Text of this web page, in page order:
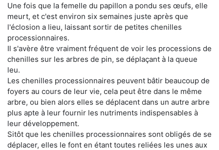
Une fois que la femelle du papillon a pondu ses œufs, elle
meurt, et c'est environ six semaines juste après que
l'éclosion a lieu, laissant sortir de petites chenilles
processionnaires.
Il s'avère être vraiment fréquent de voir les processions de
chenilles sur les arbres de pin, se déplaçant à la queue
leu.
Les chenilles processionnaires peuvent bâtir beaucoup de
foyers au cours de leur vie, cela peut être dans le même
arbre, ou bien alors elles se déplacent dans un autre arbre
plus apte à leur fournir les nutriments indispensables à
leur développement.
Sitôt que les chenilles processionnaires sont obligés de se
déplacer, elles le font en étant toutes reliées les unes aux